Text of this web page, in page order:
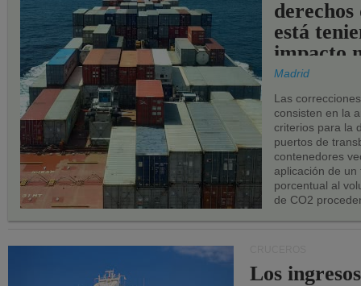
derechos
está
impacto
los
UE.
Madrid
Las
consisten en la
criterios para la
puertos de
contenedores
aplicación de
porcentual al
de CO2
Los